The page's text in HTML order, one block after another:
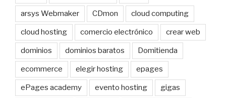
arsys Webmaker CDmon cloud computing
cloud hosting comercio electrónico crear web
dominios dominios baratos Domitienda
ecommerce elegir hosting epages
ePages academy evento hosting gigas